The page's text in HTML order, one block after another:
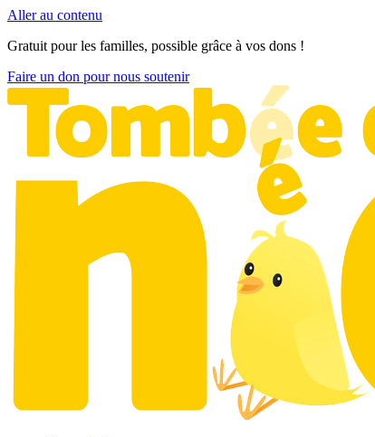
Aller au contenu
Gratuit pour les familles, possible grâce à vos dons !
Faire un don pour nous soutenir